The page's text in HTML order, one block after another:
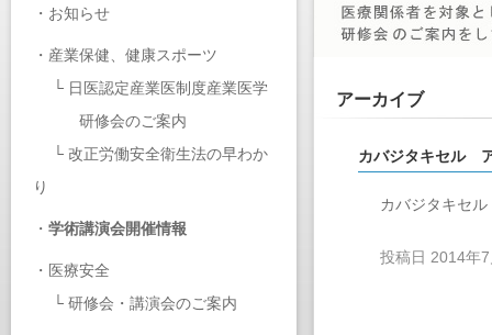
・ お知らせ
・ 産業保健、健康スポーツ
└ 日医認定産業医制度産業医学
研修会のご案内
└ 改正労働安全衛生法の早わか
り
・ 学術講演会開催情報
・ 医療安全
└ 研修会・講演会のご案内
アーカイブ
カバジタキセル
カバジタキセ
投稿日 2014年